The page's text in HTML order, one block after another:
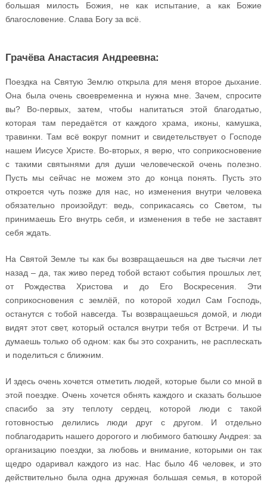
большая милость Божия, не как испытание, а как Божие
благословение. Слава Богу за всё.
Грачёва Анастасия Андреевна:
Поездка на Святую Землю открыла для меня второе дыхание.
Она была очень своевременна и нужна мне. Зачем, спросите
вы? Во-первых, затем, чтобы напитаться этой благодатью,
которая там передаётся от каждого храма, иконы, камушка,
травинки. Там всё вокруг помнит и свидетельствует о Господе
нашем Иисусе Христе. Во-вторых, я верю, что соприкосновение
с такими святынями для души человеческой очень полезно.
Пусть мы сейчас не можем это до конца понять. Пусть это
откроется чуть позже для нас, но изменения внутри человека
обязательно произойдут: ведь, соприкасаясь со Светом, ты
принимаешь Его внутрь себя, и изменения в тебе не заставят
себя ждать.
На Святой Земле ты как бы возвращаешься на две тысячи лет
назад – да, так живо перед тобой встают события прошлых лет,
от Рождества Христова и до Его Воскресения. Эти
соприкосновения с землёй, по которой ходил Сам Господь,
останутся с тобой навсегда. Ты возвращаешься домой, и люди
видят этот свет, который остался внутри тебя от Встречи. И ты
думаешь только об одном: как бы это сохранить, не расплескать
и поделиться с ближним.
И здесь очень хочется отметить людей, которые были со мной в
этой поездке. Очень хочется обнять каждого и сказать большое
спасибо за эту теплоту сердец, которой люди с такой
готовностью делились люди друг с другом. И отдельно
поблагодарить нашего дорогого и любимого батюшку Андрея: за
организацию поездки, за любовь и внимание, которыми он так
щедро одаривал каждого из нас. Нас было 46 человек, и это
действительно была одна дружная большая семья, в которой